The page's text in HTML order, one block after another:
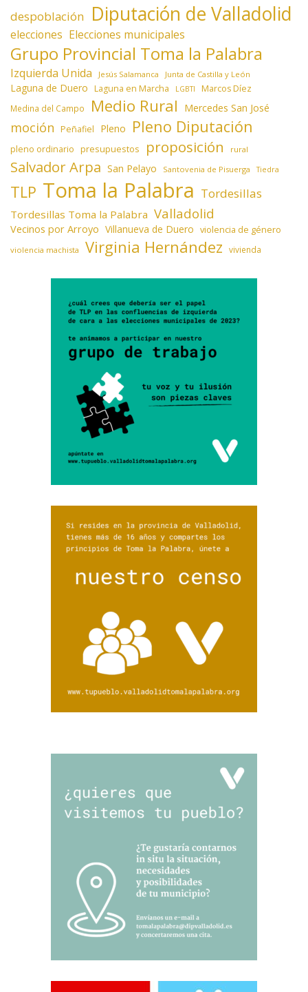
despoblación Diputación de Valladolid
elecciones Elecciones municipales
Grupo Provincial Toma la Palabra
Izquierda Unida Jesús Salamanca Junta de Castilla y León
Laguna de Duero Laguna en Marcha LGBTI Marcos Díez
Medina del Campo Medio Rural Mercedes San José
moción Peñafiel Pleno Pleno Diputación
pleno ordinario presupuestos proposición rural
Salvador Arpa San Pelayo Santovenia de Pisuerga Tiedra
TLP Toma la Palabra Tordesillas
Tordesillas Toma la Palabra Valladolid
Vecinos por Arroyo Villanueva de Duero violencia de género
violencia machista Virginia Hernández vivienda